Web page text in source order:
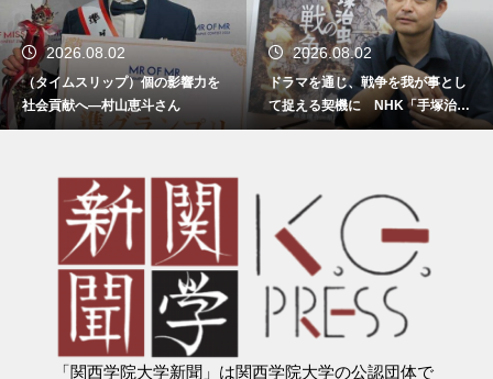
2026.08.02
（タイムスリップ）個の影響力を
社会貢献へ―村山恵斗さん
2026.08.02
ドラマを通じ、戦争を我が事とし
て捉える契機に NHK「手塚治虫
の戦争」
「関西学院大学新聞」は関西学院大学の公認団体で